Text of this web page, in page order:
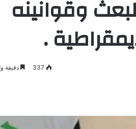
وقوانينه
.
337 دقيقة